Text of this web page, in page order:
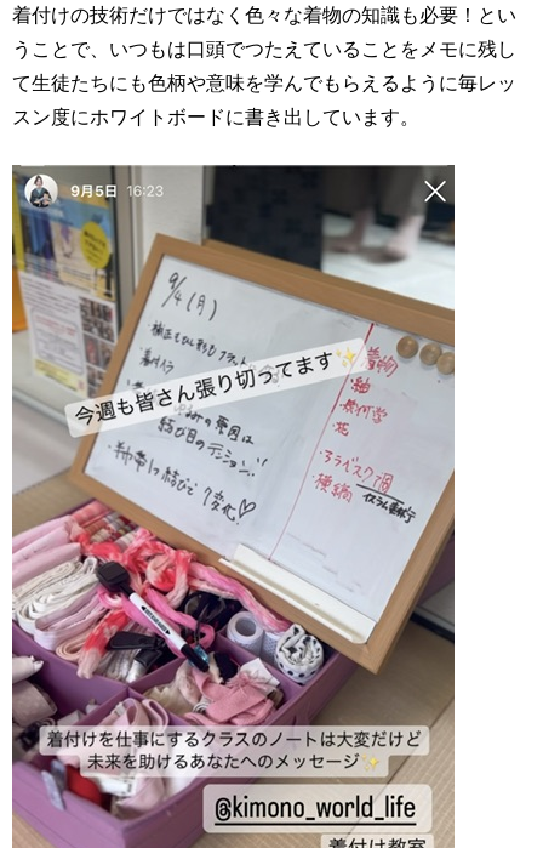
着付けの技術だけではなく色々な着物の知識も必要！とい
うことで、いつもは口頭でつたえていることをメモに残し
て生徒たちにも色柄や意味を学んでもらえるように毎レッ
スン度にホワイトボードに書き出しています。